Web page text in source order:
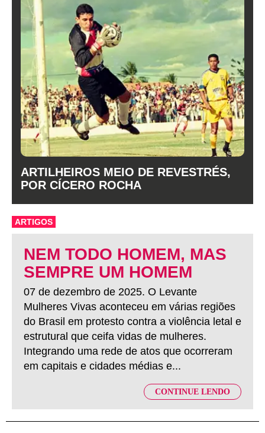
ARTILHEIROS MEIO DE REVESTRÉS,
POR CÍCERO ROCHA
ARTIGOS
NEM TODO HOMEM, MAS
SEMPRE UM HOMEM
07 de dezembro de 2025. O Levante
Mulheres Vivas aconteceu em várias regiões
do Brasil em protesto contra a violência letal e
estrutural que ceifa vidas de mulheres.
Integrando uma rede de atos que ocorreram
em capitais e cidades médias e...
CONTINUE LENDO